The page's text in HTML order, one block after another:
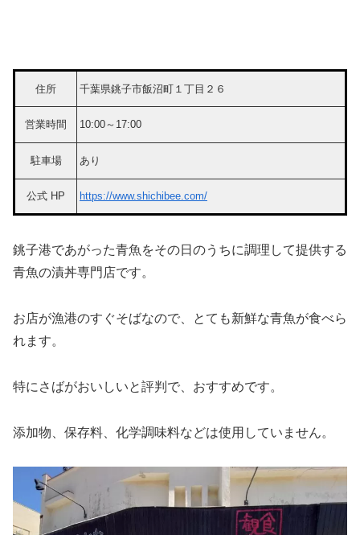
住所 千葉県銚子市飯沼町１丁目２６
営業時間 10:00～17:00
駐車場 あり
公式 HP https://www.shichibee.com/
銚子港であがった青魚をその日のうちに調理して提供する
青魚の漬丼専門店です。
お店が漁港のすぐそばなので、とても新鮮な青魚が食べら
れます。
特にさばがおいしいと評判で、おすすめです。
添加物、保存料、化学調味料などは使用していません。